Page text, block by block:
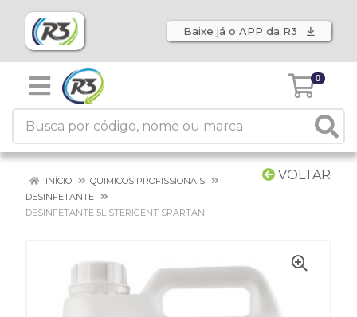
Baixe já o APP da R3
0
VOLTAR
INÍCIO
QUIMICOS PROFISSIONAIS
DESINFETANTE
DESINFETANTE 5L STERIGENT SPARTAN